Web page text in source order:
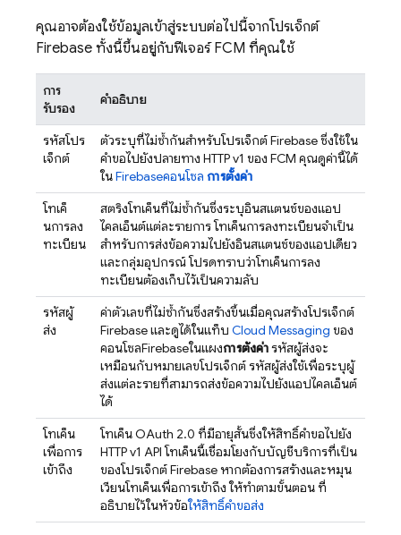
คุณอาจต้องใช้ข้อมูลเข้าสู่ระบบต่อไปนี้จากโปรเจ็กต์
Firebase ทั้งนี้ขึ้นอยู่กับฟีเจอร์FCM ที่คุณใช้
การ
รับรอง
คำอธิบาย
รหัสโปร
เจ็กต์
ตัวระบุที่ไม่ซ้ำกันสำหรับโปรเจ็กต์ Firebase ซึ่งใช้ใน
คำขอไปยังปลายทาง HTTP v1 ของ FCM คุณดูค่านี้ได้
ในFirebaseคอนโซล การตั้งค่า
โทเค็
นการลง
ทะเบียน
สตริงโทเค็นที่ไม่ซ้ำกันซึ่งระบุอินสแตนซ์ของแอป
ไคลเอ็นต์แต่ละรายการ โทเค็นการลงทะเบียนจำเป็น
สำหรับการส่งข้อความไปยังอินสแตนซ์ของแอปเดียว
และกลุ่มอุปกรณ์ โปรดทราบว่าโทเค็นการลง
ทะเบียนต้องเก็บไว้เป็นความลับ
รหัสผู้
ส่ง
ค่าตัวเลขที่ไม่ซ้ำกันซึ่งสร้างขึ้นเมื่อคุณสร้างโปรเจ็กต์
Firebase และดูได้ในแท็บ Cloud Messaging ของ
คอนโซลFirebaseในแผงการตั้งค่ารหัสผู้ส่งจะ
เหมือนกับหมายเลขโปรเจ็กต์ รหัสผู้ส่งใช้เพื่อระบุผู้
ส่งแต่ละรายที่สามารถส่งข้อความไปยังแอปไคลเอ็นต์
ได้
โทเค็น
เพื่อการ
เข้าถึง
โทเค็น OAuth 2.0 ที่มีอายุสั้นซึ่งให้สิทธิ์คำขอไปยัง
HTTP v1 API โทเค็นนี้เชื่อมโยงกับบัญชีบริการที่เป็น
ของโปรเจ็กต์ Firebase หากต้องการสร้างและหมุน
เวียนโทเค็นเพื่อการเข้าถึง ให้ทำตามขั้นตอน ที่
อธิบายไว้ในหัวข้อให้สิทธิ์คำขอส่ง